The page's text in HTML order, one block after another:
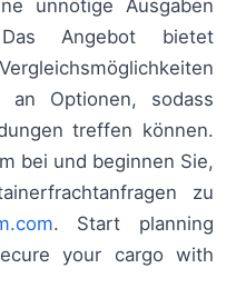
unnötige Ausgaben
Angebot bietet
Optionen, sodass
treffen können.
bei und beginnen Sie,
zu
. Start planning
your cargo with